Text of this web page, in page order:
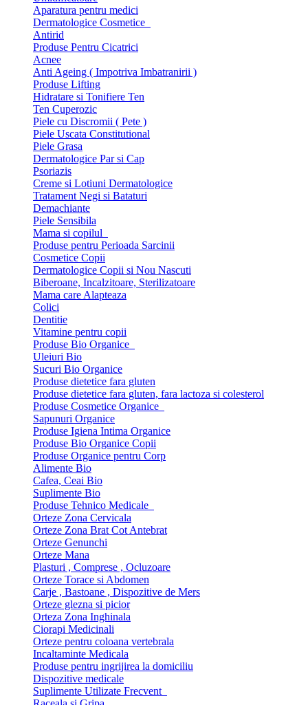
Aparatura pentru medici
Dermatologice Cosmetice
Antirid
Produse Pentru Cicatrici
Acnee
Anti Ageing ( Impotriva Imbatranirii )
Produse Lifting
Hidratare si Tonifiere Ten
Ten Cuperozic
Piele cu Discromii ( Pete )
Piele Uscata Constitutional
Piele Grasa
Dermatologice Par si Cap
Psoriazis
Creme si Lotiuni Dermatologice
Tratament Negi si Bataturi
Demachiante
Piele Sensibila
Mama si copilul
Produse pentru Perioada Sarcinii
Cosmetice Copii
Dermatologice Copii si Nou Nascuti
Biberoane, Incalzitoare, Sterilizatoare
Mama care Alapteaza
Colici
Dentitie
Vitamine pentru copii
Produse Bio Organice
Uleiuri Bio
Sucuri Bio Organice
Produse dietetice fara gluten
Produse dietetice fara gluten, fara lactoza si colesterol
Produse Cosmetice Organice
Sapunuri Organice
Produse Igiena Intima Organice
Produse Bio Organice Copii
Produse Organice pentru Corp
Alimente Bio
Cafea, Ceai Bio
Suplimente Bio
Produse Tehnico Medicale
Orteze Zona Cervicala
Orteze Zona Brat Cot Antebrat
Orteze Genunchi
Orteze Mana
Plasturi , Comprese , Ocluzoare
Orteze Torace si Abdomen
Carje , Bastoane , Dispozitive de Mers
Orteze glezna si picior
Orteza Zona Inghinala
Ciorapi Medicinali
Orteze pentru coloana vertebrala
Incaltaminte Medicala
Produse pentru ingrijirea la domiciliu
Dispozitive medicale
Suplimente Utilizate Frecvent